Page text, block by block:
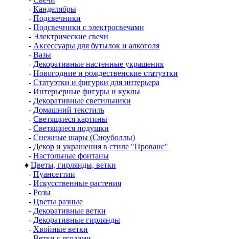
- Канделябры
- Подсвечники
- Подсвечники с электросвечами
- Электрические свечи
- Аксессуары для бутылок и алкоголя
- Вазы
- Декоративные настенные украшения
- Новогодние и рождественские статуэтки
- Статуэтки и фигурки для интерьера
- Интерьерные фигуры и куклы
- Декоративные светильники
- Домашний текстиль
- Светящиеся картины
- Светящиеся подушки
- Снежные шары (Сноуболлы)
- Декор и украшения в стиле "Прованс"
- Настольные фонтаны
♦ Цветы, гирлянды, ветки
- Пуансеттии
- Искусственные растения
- Розы
- Цветы разные
- Декоративные ветки
- Декоративные гирлянды
- Хвойные ветки